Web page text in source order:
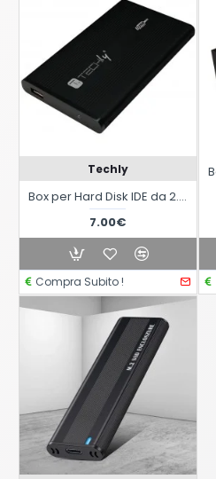
Techly
Box per Hard Disk IDE da 2.5 pollici USB 2.0 Nero
7.00€
Compra Subito !